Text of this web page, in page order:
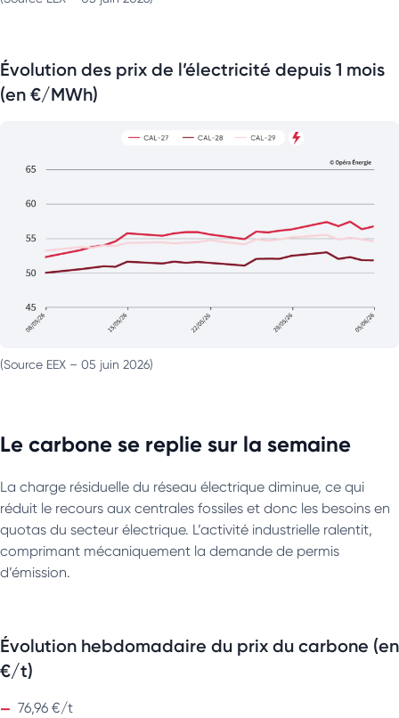
Évolution des prix de l’électricité depuis 1 mois
(en €/MWh)
(Source EEX – 05 juin 2026)
Le carbone se replie sur la semaine
La charge résiduelle du réseau électrique diminue, ce qui
réduit le recours aux centrales fossiles et donc les besoins en
quotas du secteur électrique. L’activité industrielle ralentit,
comprimant mécaniquement la demande de permis
d’émission.
Évolution hebdomadaire du prix du carbone (en
€/t)
76,96 €/t